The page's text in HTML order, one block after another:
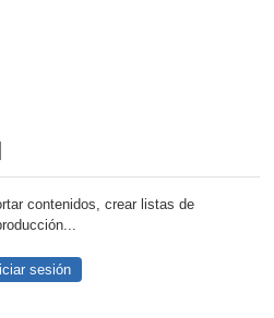
contenidos, crear listas de
sesión